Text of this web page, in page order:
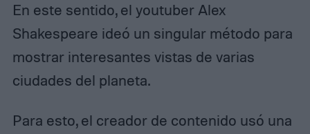
En este sentido, el youtuber Alex
Shakespeare ideó un singular método para
mostrar interesantes vistas de varias
ciudades del planeta.
Para esto, el creador de contenido usó una